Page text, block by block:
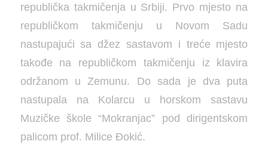
republička takmičenja u Srbiji. Prvo mjesto na
republičkom takmičenju u Novom Sadu
nastupajući sa džez sastavom i treće mjesto
takođe na republičkom takmičenju iz klavira
održanom u Zemunu. Do sada je dva puta
nastupala na Kolarcu u horskom sastavu
Muzičke škole “Mokranjac” pod dirigentskom
palicom prof. Milice Đokić.